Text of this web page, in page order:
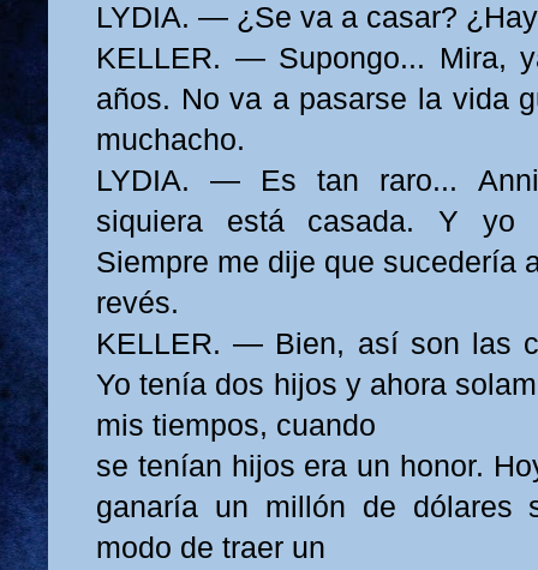
LYDIA. — ¿Se va a casar?
KELLER. — Supongo... Mira,
años. No va a pasarse la vida
muchacho.
LYDIA. — Es tan raro...
siquiera está casada. Y yo
Siempre me dije que sucedería
revés.
KELLER. — Bien, así son las
Yo tenía dos hijos y ahora
mis tiempos, cuando
se tenían hijos era un honor.
ganaría un millón de dólares
modo de traer un